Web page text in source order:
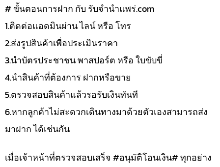
# ขั้นตอนการฝาก กับ รับจำนำแพร่.com
1.ติดต่อแอดมินผ่าน ไลน์ หรือ โทร
2.ส่งรูปสินค้าเพื่อประเมินราคา
3.นำบัตรประชาชน พาสปอร์ต หรือ ใบขับขี่
4.นำสินค้าที่ต้องการ ฝากหรือขาย
5.ตรวจสอบสินค้าแล้วรอรับเงินทันที
6.หากลูกค้าไม่สะดวกเดินทางมาด้วยตัวเองสามารถส่ง
มาฝาก ได้เช่นกัน
เมื่อเจ้าหน้าที่ตรวจสอบเสร็จ #อนุมัติโอนเงิน# ทุกอย่าง